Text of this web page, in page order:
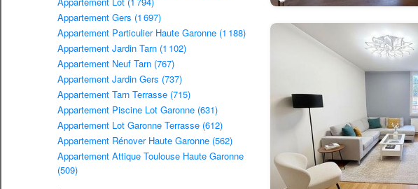
Appartement Gers (1 697)
Appartement Particulier Haute Garonne (1 188)
Appartement Jardin Tarn (1 102)
Appartement Neuf Tarn (767)
Appartement Jardin Gers (737)
Appartement Tarn Terrasse (715)
Appartement Piscine Lot Garonne (631)
Appartement Lot Garonne Terrasse (612)
Appartement Rénover Haute Garonne (562)
Appartement Attique Toulouse Haute Garonne
(509)